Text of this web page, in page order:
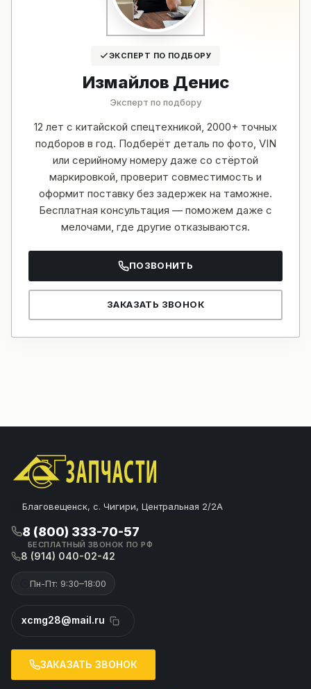
ЭКСПЕРТ ПО ПОДБОРУ
Измайлов Денис
Эксперт по подбору
12 лет с китайской спецтехникой, 2000+ точных
подборов в год. Подберёт деталь по фото, VIN
или серийному номеру даже со стёртой
маркировкой, проверит совместимость и
оформит поставку без задержек на таможне.
Бесплатная консультация — поможем даже с
мелочами, где другие отказываются.
ПОЗВОНИТЬ
ЗАКАЗАТЬ ЗВОНОК
Благовещенск, с. Чигири, Центральная 2/2А
8 (800) 333-70-57
БЕСПЛАТНЫЙ ЗВОНОК ПО РФ
8 (914) 040-02-42
Пн-Пт: 9:30–18:00
xcmg28@mail.ru
ЗАКАЗАТЬ ЗВОНОК